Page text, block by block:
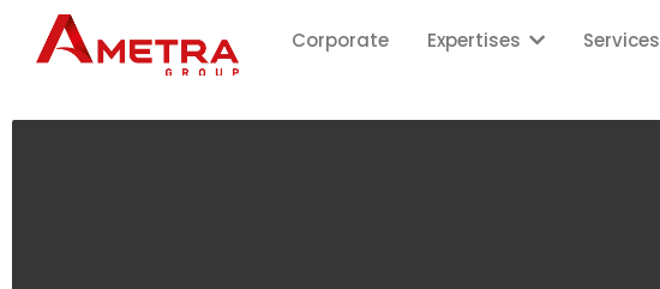
Corporate Expertises Services